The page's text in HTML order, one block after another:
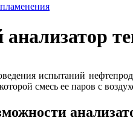
анализатор
испытаний
смесь ее паров с